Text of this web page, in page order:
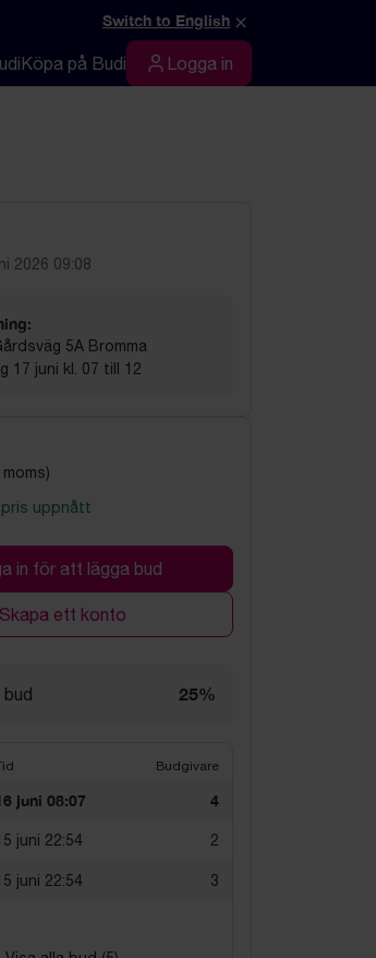
Switch to English ×
Köpa på Budi Logga in
Logga in
2026 09:08
5A Bromma
17 juni kl. 07 till 12
moms)
uppnått
in för att lägga bud
Skapa ett konto
25%
Budgivare
juni 08:07 4
juni 22:54 2
juni 22:54 3